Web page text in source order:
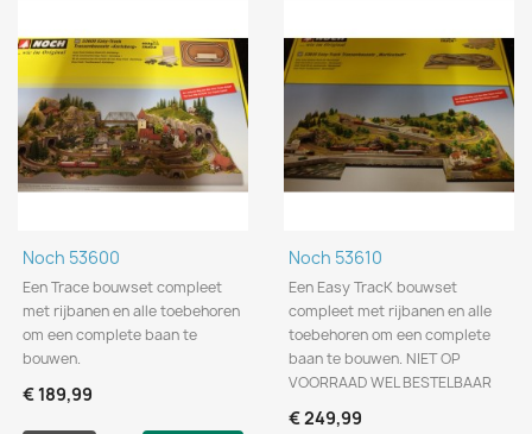
Noch 53600
Een Trace bouwset compleet
met rijbanen en alle toebehoren
om een complete baan te
bouwen.
€ 189,99
Noch 53610
Een Easy TracK bouwset
compleet met rijbanen en alle
toebehoren om een complete
baan te bouwen. NIET OP
VOORRAAD WEL BESTELBAAR
€ 249,99